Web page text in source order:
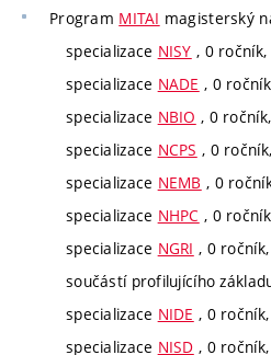
Program MITAI magisterský
specializace NISY , 0
specializace NADE , 0
specializace NBIO , 0
specializace NCPS , 0
specializace NEMB , 0
specializace NHPC , 0
specializace NGRI , 0
součástí profilujícího
specializace NIDE , 0
specializace NISD , 0